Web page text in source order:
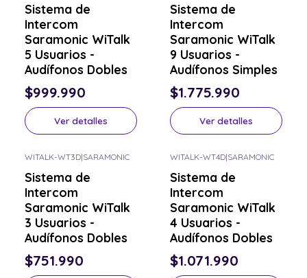
Sistema de
Intercom
Saramonic WiTalk
5 Usuarios -
Audífonos Dobles
$999.990
Ver detalles
Sistema de
Intercom
Saramonic WiTalk
9 Usuarios -
Audífonos Simples
$1.775.990
Ver detalles
WITALK-WT3D|SARAMONIC
Sistema de
Intercom
Saramonic WiTalk
3 Usuarios -
Audífonos Dobles
$751.990
WITALK-WT4D|SARAMONIC
Sistema de
Intercom
Saramonic WiTalk
4 Usuarios -
Audífonos Dobles
$1.071.990